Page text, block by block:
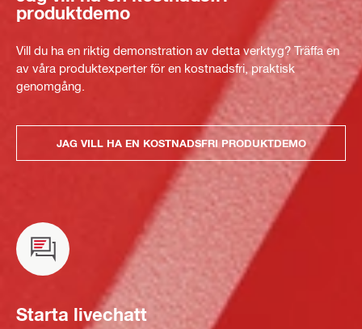
produktdemo
Vill du ha en riktig demonstration av detta verktyg? Träffa en
av våra produktexperter för en kostnadsfri, praktisk
genomgång.
JAG VILL HA EN KOSTNADSFRI PRODUKTDEMO
Starta livechatt